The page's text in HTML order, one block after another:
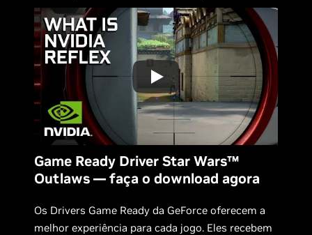
Game Ready Driver Star Wars™
Outlaws — faça o download agora
Os Drivers Game Ready da GeForce oferecem a
melhor experiência para cada jogo. Eles recebem